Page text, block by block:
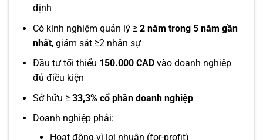
định
Có kinh nghiệm quản lý ≥ 2 năm trong 5 năm gần
nhất, giám sát ≥2 nhân sự
Đầu tư tối thiểu 150.000 CADvào doanh nghiệp
đủ điều kiện
Sở hữu ≥ 33,3% cổ phần doanh nghiệp
Doanh nghiệp phải:
Hoạt động vì lợi nhuận (for-profit)